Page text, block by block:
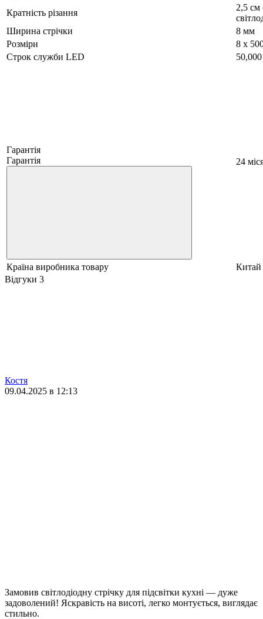
Кратність різання
2,5 см
Ширина стрічки
8 мм
Розміри
8 х
Строк служби LED
Гарантія
Гарантія
24
Країна виробника товару
Китай
Відгуки 3
Костя
09.04.2025 в 12:13
Замовив світлодіодну стрічку для підсвітки кухні — дуже
задоволений! Яскравість на висоті, легко монтується, виглядає
стильно.